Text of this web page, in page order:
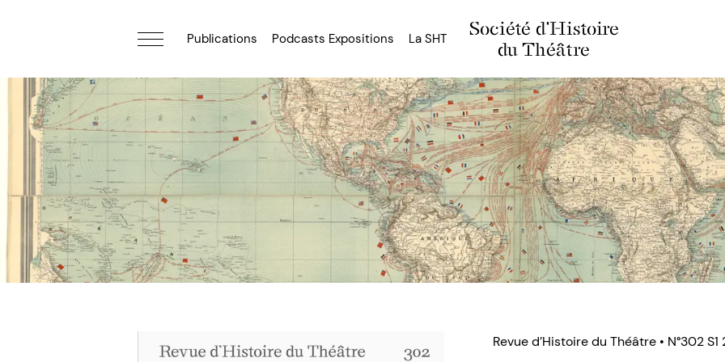
Société d'Histoire
du Théâtre
Publications Podcasts Expositions La SHT
Revue d’Histoire du Théâtre • N°302